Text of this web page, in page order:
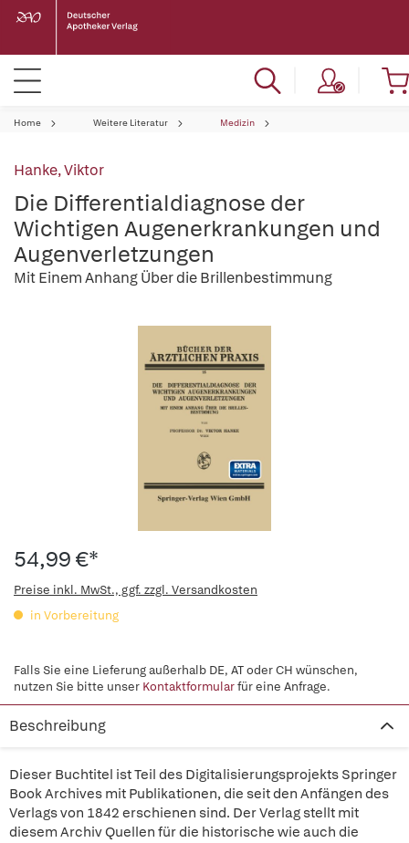
Home Weitere Literatur Medizin
Hanke, Viktor
Die Differentialdiagnose der
Wichtigen Augenerkrankungen und
Augenverletzungen
Mit Einem Anhang Über die Brillenbestimmung
54,99 €*
Preise inkl. MwSt., ggf. zzgl. Versandkosten
in Vorbereitung
Falls Sie eine Lieferung außerhalb DE, AT oder CH wünschen,
nutzen Sie bitte unser Kontaktformularfür eine Anfrage.
Beschreibung
Dieser Buchtitel ist Teil des Digitalisierungsprojekts Springer
Book Archives mit Publikationen, die seit den Anfängen des
Verlags von 1842 erschienen sind. Der Verlag stellt mit
diesem Archiv Quellen für die historische wie auch die